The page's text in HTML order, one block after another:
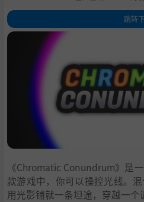
跳转
1.关于此游戏
额外特色
《Chromatic Conundrum》是
款游戏中，你可以操控光线。混
用光影铺就一条坦途，穿越一个